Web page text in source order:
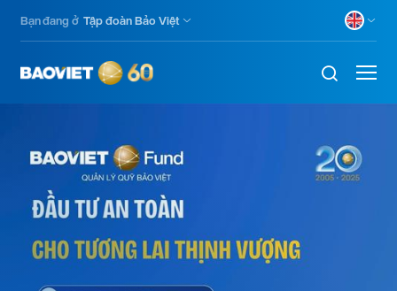
dung
Bạn đang ở Tập đoàn Bảo Việt